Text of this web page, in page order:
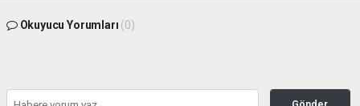
Okuyucu Yorumları (0)